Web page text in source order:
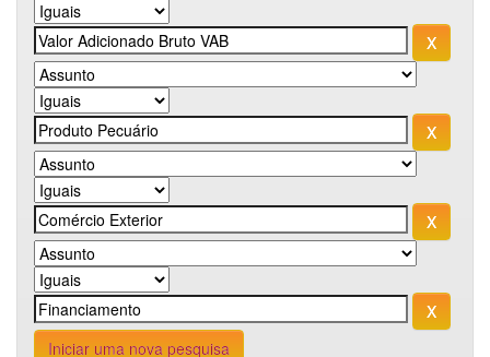
Iniciar uma nova pesquisa